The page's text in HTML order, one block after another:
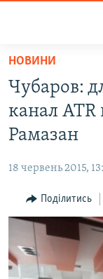
Перейти
основного
матеріалу
Перейти
до
основної
навігації
Перейти
до
пошуку
НОВИНИ
ВОДА.КРИМ
ВІДЕО ТА ФОТО
БЛОГИ
ПОГЛЯД
ІНТЕРВ'Ю
ВСЕ ЗА ДЕНЬ
НОВИНИ
Чубаров:
канал ATR
Рамазан
18 червень 2015,
Поділитись